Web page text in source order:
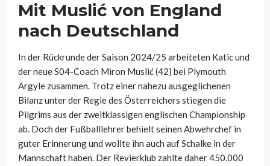
Mit Muslić von England
nach Deutschland
In der Rückrunde der Saison 2024/25 arbeiteten Katic und
der neue S04-Coach Miron Muslić (42) bei Plymouth
Argyle zusammen. Trotz einer nahezu ausgeglichenen
Bilanz unter der Regie des Österreichers stiegen die
Pilgrims aus der zweitklassigen englischen Championship
ab. Doch der Fußballlehrer behielt seinen Abwehrchef in
guter Erinnerung und wollte ihn auch auf Schalke in der
Mannschaft haben. Der Revierklub zahlte daher 450.000